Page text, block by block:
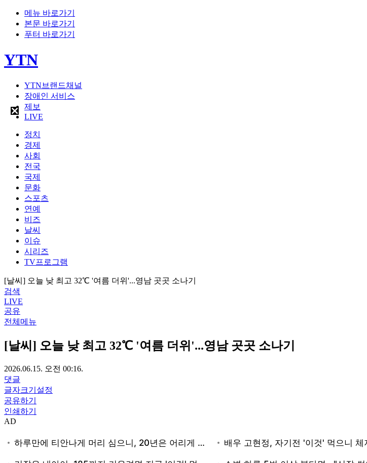
메뉴 바로가기
본문 바로가기
푸터 바로가기
YTN
YTN브랜드채널
장애인 서비스
제보
LIVE
정치
경제
사회
전국
국제
문화
스포츠
연예
비즈
날씨
이슈
시리즈
TV프로그램
[날씨] 오늘 낮 최고 32℃ '여름 더위'...영남 곳곳 소나기
검색
LIVE
공유
전체메뉴
[날씨] 오늘 낮 최고 32℃ '여름 더위'...영남 곳곳 소나기
2026.06.15. 오전 00:16.
댓글
글자크기설정
공유하기
인쇄하기
AD